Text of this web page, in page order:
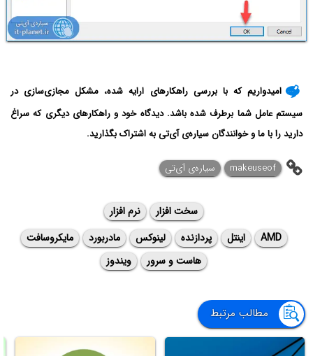
امیدواریم که با بررسی راهکارهای ارایه شده، مشکل مجازی‌سازی در
سیستم عامل شما برطرف شده باشد. دیدگاه خود و راهکارهای دیگری که سراغ
دارید را با ما و خوانندگان سیاره‌ی آی‌تی به اشتراک بگذارید.
makeuseof سیاره‌ی آی‌تی
سخت افزار
نرم افزار
AMD
اینتل پردازنده لینوکس مادربورد
مایکروسافت
هاست و سرور
ویندوز
مطالب مرتبط